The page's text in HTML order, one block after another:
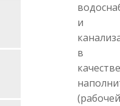
и
в
качестве
(рабочей